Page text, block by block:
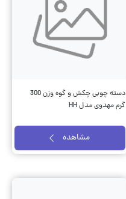
دسته چوبی چکش و گوه وزن 300
گرم مهدوی مدل HH
مشاهده